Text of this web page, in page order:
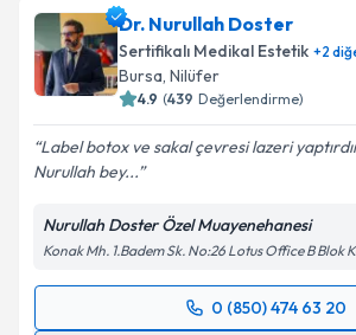
Dr. Nurullah Doster
Sertifikalı Medikal Estetik +2
Bursa, Nilüfer
4.9 (439 Değerlendirme)
Label botox ve sakal çevresi lazeri
Nurullah bey...
Nurullah Doster Özel Muayenehanesi
Konak Mh. 1.Badem Sk. No:26 Lotus Office B Blok
0 (850) 474 63 20
Randevu Takvimi Talebi